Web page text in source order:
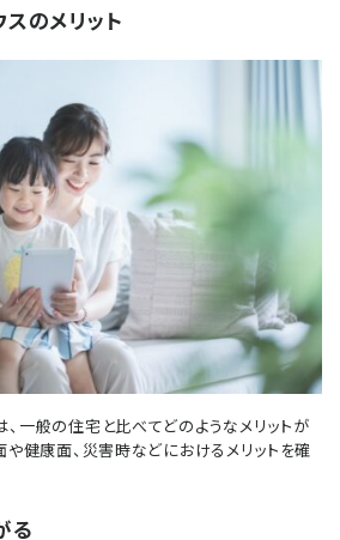
のメリット
一般の住宅と比べてどのようなメリットが
や健康面、災害時などにおけるメリットを確
る